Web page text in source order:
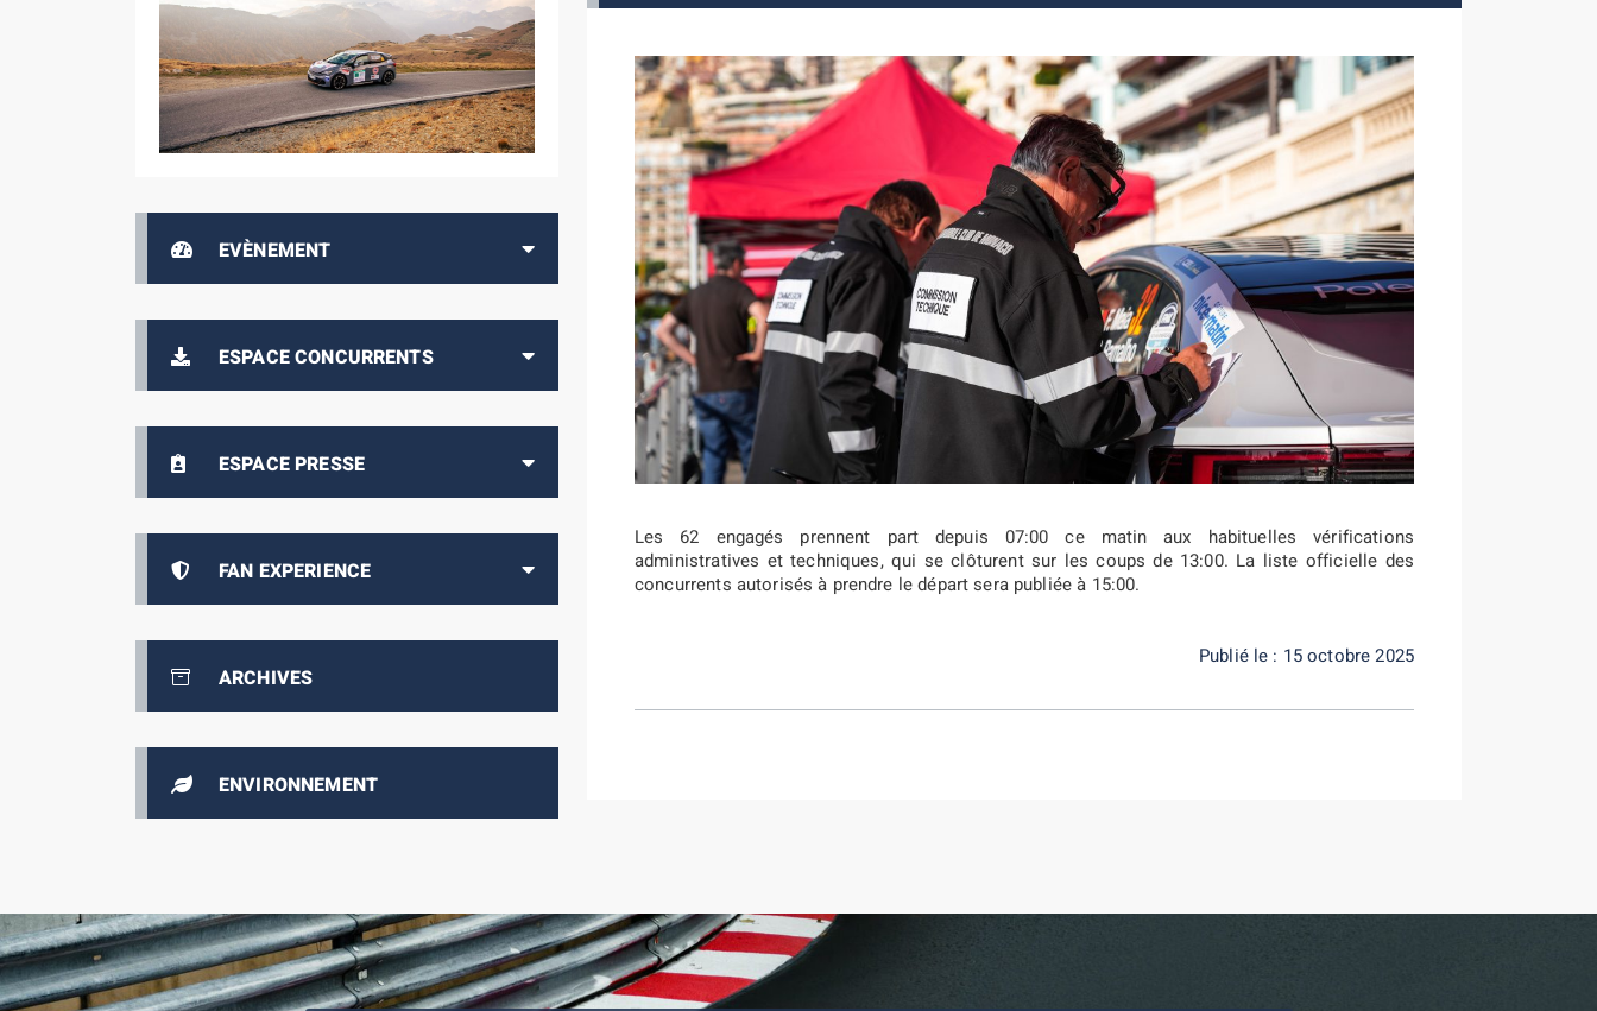
EVÈNEMENT
ESPACE CONCURRENTS
ESPACE PRESSE
FAN EXPERIENCE
ARCHIVES
ENVIRONNEMENT
Les 62 engagés prennent part depuis 07:00 ce matin aux habituelles vérifications
administratives et techniques, qui se clôturent sur les coups de 13:00. La liste officielle des
concurrents autorisés à prendre le départ sera publiée à 15:00.
Publié le : 15 octobre 2025